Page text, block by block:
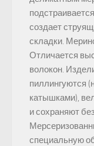
создает
складки.
Отличается
волокон.
пиллингуются
катышками),
и сохраняют
специальную